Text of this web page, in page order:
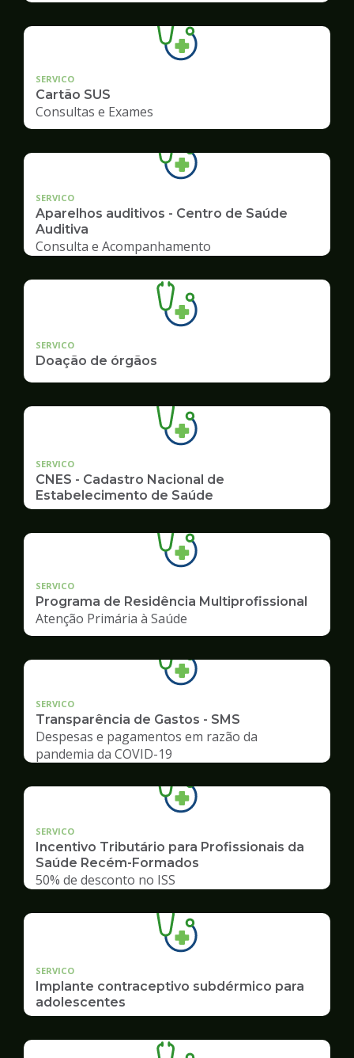
SERVICO
Cartão SUS
Consultas e Exames
SERVICO
Aparelhos auditivos - Centro de Saúde
Auditiva
Consulta e Acompanhamento
SERVICO
Doação de órgãos
SERVICO
CNES - Cadastro Nacional de
Estabelecimento de Saúde
SERVICO
Programa de Residência Multiprofissional
Atenção Primária à Saúde
SERVICO
Transparência de Gastos - SMS
Despesas e pagamentos em razão da
pandemia da COVID-19
SERVICO
Incentivo Tributário para Profissionais da
Saúde Recém-Formados
50% de desconto no ISS
SERVICO
Implante contraceptivo subdérmico para
adolescentes